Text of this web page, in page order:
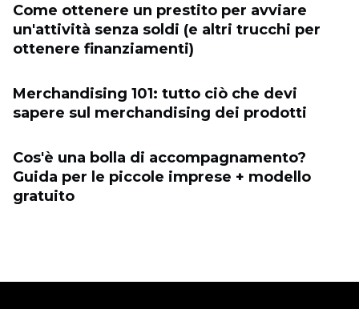
Come ottenere un prestito per avviare
un'attività senza soldi (e altri trucchi per
ottenere finanziamenti)
Merchandising 101: tutto ciò che devi
sapere sul merchandising dei prodotti
Cos'è una bolla di accompagnamento?
Guida per le piccole imprese + modello
gratuito